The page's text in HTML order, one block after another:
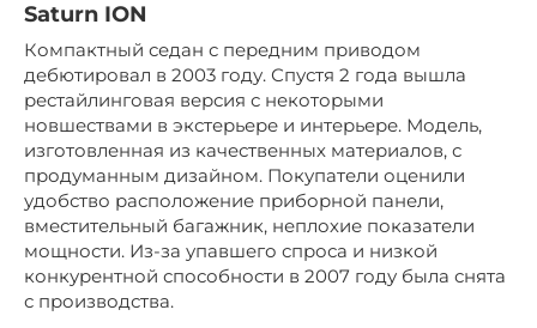
Saturn ION
Компактный седан с передним приводом
дебютировал в 2003 году. Спустя 2 года вышла
рестайлинговая версия с некоторыми
новшествами в экстерьере и интерьере. Модель,
изготовленная из качественных материалов, с
продуманным дизайном. Покупатели оценили
удобство расположение приборной панели,
вместительный багажник, неплохие показатели
мощности. Из-за упавшего спроса и низкой
конкурентной способности в 2007 году была снята
с производства.